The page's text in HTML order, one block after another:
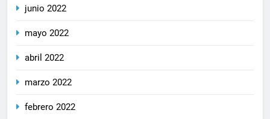
junio 2022
mayo 2022
abril 2022
marzo 2022
febrero 2022